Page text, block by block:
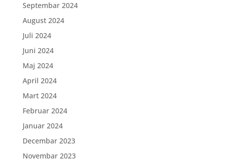
Septembar 2024
August 2024
Juli 2024
Juni 2024
Maj 2024
April 2024
Mart 2024
Februar 2024
Januar 2024
Decembar 2023
Novembar 2023